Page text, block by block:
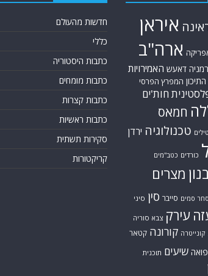
איראן
ארה"ב
דאעש האמירויות
המפרץ הפרסי
חות'ים
חמאס
טילים טכנולוגיה ירדן
כורדים כטב"מים
מצרים
סחר סמים סייבר סין סיני
עירק צבא סוריה
קונייטרה קורונה קטאר
שיעים תוכנית
חדשות מהעולם
כללי
כתבות היסטוריה
כתבות מומחים
כתבות קצרות
כתבות ראשיות
סקירות תשתית
קריקטורות